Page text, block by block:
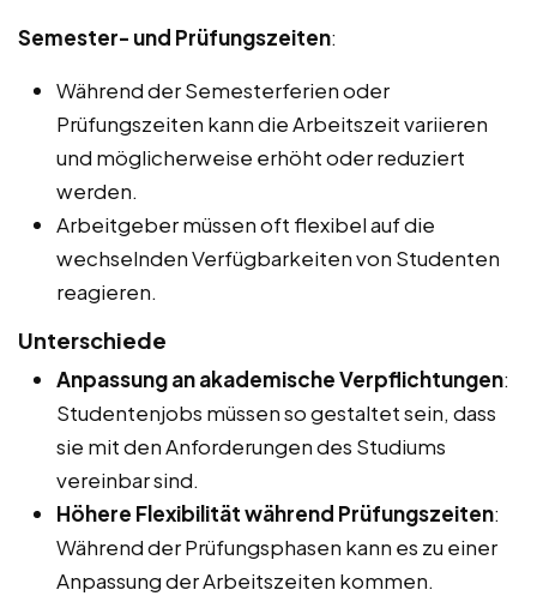
Semester- und Prüfungszeiten:
Während der Semesterferien oder
Prüfungszeiten kann die Arbeitszeit variieren
und möglicherweise erhöht oder reduziert
werden.
Arbeitgeber müssen oft flexibel auf die
wechselnden Verfügbarkeiten von Studenten
reagieren.
Unterschiede
Anpassung an akademische Verpflichtungen:
Studentenjobs müssen so gestaltet sein, dass
sie mit den Anforderungen des Studiums
vereinbar sind.
Höhere Flexibilität während Prüfungszeiten:
Während der Prüfungsphasen kann es zu einer
Anpassung der Arbeitszeiten kommen.